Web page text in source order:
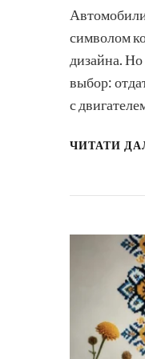
символом
дизайна. Но
выбор:
с
ЧИТАТИ